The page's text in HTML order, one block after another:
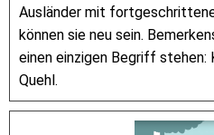
Ausländer mit
können sie neu sein.
einen einzigen Begriff stehen:
Quehl.